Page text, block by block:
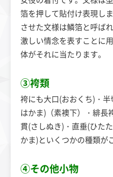
箔を押して貼付け表現し
させた文様は鱗箔と呼ば
激しい情念を表すことに
体がそれに当たります。
③袴類
袴にも大口(おおくち)・
はかま)（素襖下）・緋長
貫(さしぬき)・直垂(ひた
かま)といくつかの種類が
④その他小物